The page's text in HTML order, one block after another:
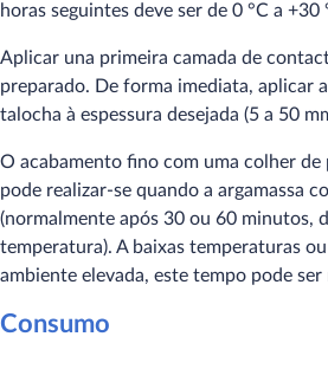
horas seguintes deve ser de 0 °C a +30
Aplicar una primeira camada de
preparado. De forma imediata, aplicar
talocha à espessura desejada (5 a 50
O acabamento fino com uma colher de
pode realizar-se quando a argamassa
(normalmente após 30 ou 60 minutos,
temperatura). A baixas temperaturas
ambiente elevada, este tempo pode ser
Consumo